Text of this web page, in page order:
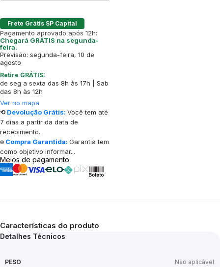
Frete Grátis SP Capital
Pagamento aprovado após 12h:
Chegará GRÁTIS na segunda-
feira.
Previsão: segunda-feira, 10 de
agosto
Retire GRÁTIS:
de seg a sexta das 8h às 17h | Sab
das 8h às 12h
Ver no mapa
⟲ Devolução Grátis: Você tem até
7 dias a partir da data de
recebimento.
⍟ Compra Garantida: Garantia tem
como objetivo informar...
Meios de pagamento
Características do produto
Detalhes Técnicos
PESO Não aplicável